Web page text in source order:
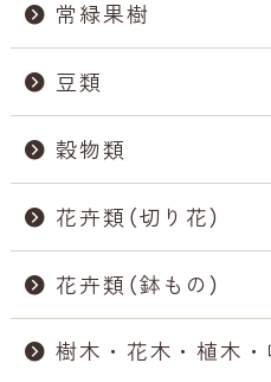
常緑果樹
豆類
穀物類
花卉類（切り花）
花卉類（鉢もの）
樹木・花木・植木